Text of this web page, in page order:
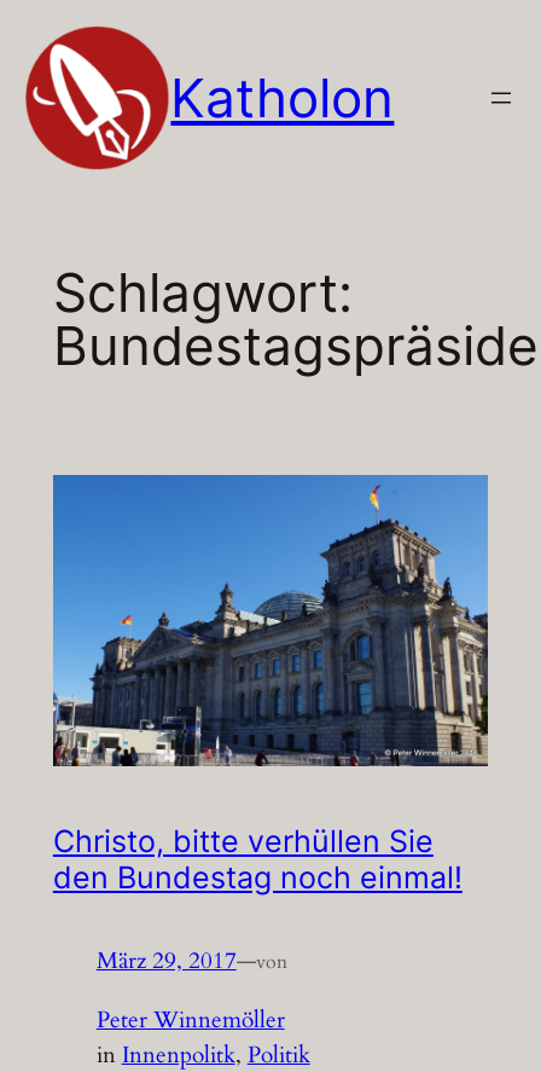
Inhalt
springen
Katholon
Schlagwort:
Christo, bitte verhüllen Sie
den Bundestag noch einmal!
März 29, 2017—von
Peter Winnemöller
in Innenpolitk, Politik